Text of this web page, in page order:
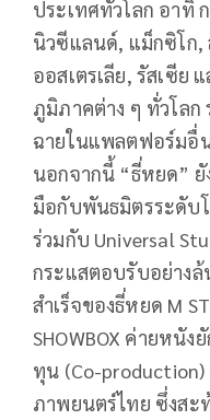
ประเทศทั่วโลก อาทิ
นิวซีแลนด์, แม็กซิโก,
ออสเตรเลีย, รัสเซีย
ภูมิภาคต่าง ๆ ทั่วโลก
ฉายในแพลตฟอร์มอื่
นอกจากนี้ “ธี่หยด” ยั
มือกับพันธมิตรระดับ
ร่วมกับ Universal
กระแสตอบรับอย่าง
สำเร็จของธี่หยด M
SHOWBOX ค่ายหนั
ทุน (Co-
ภาพยนตร์ไทย ซึ่งส